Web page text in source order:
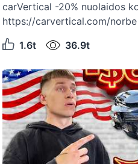
carVertical -20% nuolaidos
https://carvertical.com/norbe
1.6t
36.9t